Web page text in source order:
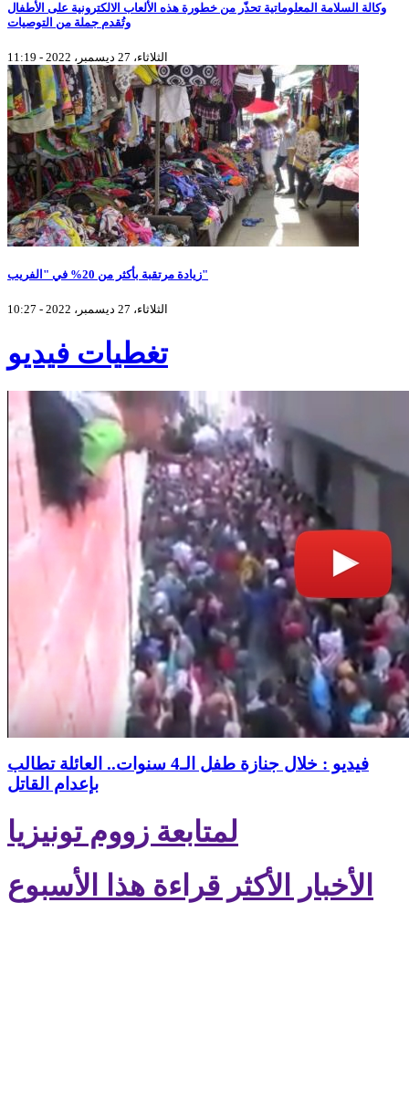
وكالة السلامة المعلوماتية تحذّر من خطورة هذه الألعاب الالكترونية على الأطفال
وتُقدم جملة من التوصيات
الثلاثاء، 27 ديسمبر، 2022 - 11:19
زيادة مرتقبة بأكثر من 20% في "الفريب"
الثلاثاء، 27 ديسمبر، 2022 - 10:27
تغطيات فيديو
فيديو : خلال جنازة طفل الـ4 سنوات.. العائلة تطالب
بإعدام القاتل
لمتابعة زووم تونيزيا
الأخبار الأكثر قراءة هذا الأسبوع